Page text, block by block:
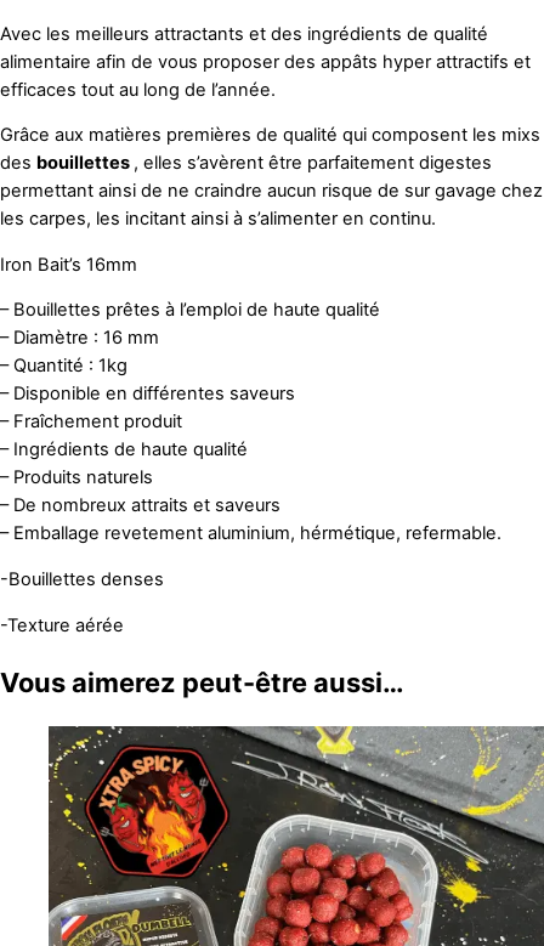
Avec les meilleurs attractants et des ingrédients de qualité
alimentaire afin de vous proposer des appâts hyper attractifs et
efficaces tout au long de l’année.
Grâce aux matières premières de qualité qui composent les mixs
des bouillettes , elles s’avèrent être parfaitement digestes
permettant ainsi de ne craindre aucun risque de sur gavage chez
les carpes, les incitant ainsi à s’alimenter en continu.
Iron Bait’s 16mm
– Bouillettes prêtes à l’emploi de haute qualité
– Diamètre : 16 mm
– Quantité : 1kg
– Disponible en différentes saveurs
– Fraîchement produit
– Ingrédients de haute qualité
– Produits naturels
– De nombreux attraits et saveurs
– Emballage revetement aluminium, hérmétique, refermable.
-Bouillettes denses
-Texture aérée
Vous aimerez peut-être aussi…